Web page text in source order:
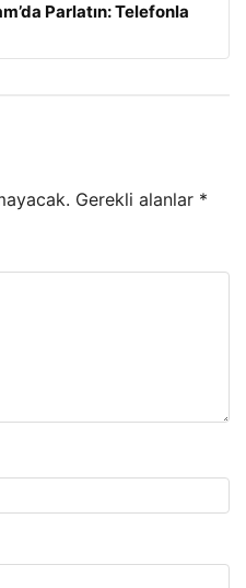
Parlatın: Telefonla
Gerekli alanlar *